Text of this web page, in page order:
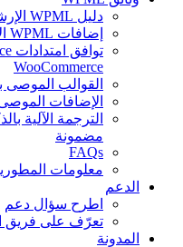
دليل WPML الإرشادي
إضافات WPML الأساسية والإضافية
WooCommerce
القوالب الموصى
الإضافات
الترجمة الآلية
مضمونة
FAQs
معلومات
الدعم
اطرح سؤال دعم
تعرّف على فريق
المدونة